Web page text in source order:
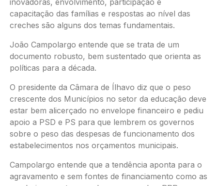
inovadoras, envolvimento, participação e
capacitação das famílias e respostas ao nível das
creches são alguns dos temas fundamentais.
João Campolargo entende que se trata de um
documento robusto, bem sustentado que orienta as
políticas para a década.
O presidente da Câmara de Ílhavo diz que o peso
crescente dos Municípios no setor da educação deve
estar bem alicerçado no envelope financeiro e pediu
apoio a PSD e PS para que lembrem os governos
sobre o peso das despesas de funcionamento dos
estabelecimentos nos orçamentos municipais.
Campolargo entende que a tendência aponta para o
agravamento e sem fontes de financiamento como as